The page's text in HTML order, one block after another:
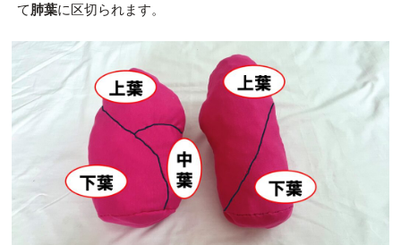
て肺葉に区切られます。